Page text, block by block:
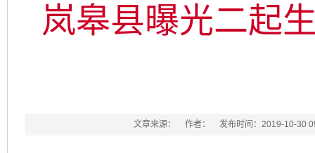
岚皋县曝光二起
文章来源： 作者： 发布时间：2019-10-30